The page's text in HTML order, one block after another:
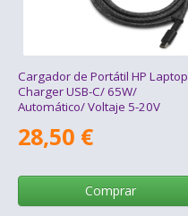
Cargador de Portátil HP Laptop
Charger USB-C/ 65W/
Automático/ Voltaje 5-20V
28,50 €
Comprar